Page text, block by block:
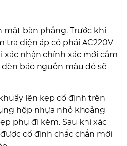
mặt bàn phẳng. Trước khi
tra điện áp có phải AC220V
xác nhận chính xác mới cắm
đèn báo nguồn màu đỏ sẽ
lên kẹp cố định trên
hộp nhựa nhỏ khoảng
phụ đi kèm. Sau khi xác
cố định chắc chắn mới